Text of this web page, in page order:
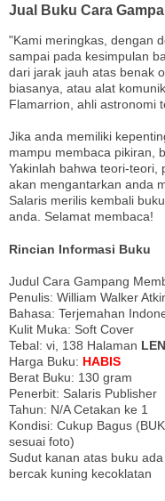
Jual Buku Cara
"Kami meringkas, dengan
sampai pada kesimpulan
dari jarak jauh atas benak
biasanya, atau alat
Flamarrion, ahli astronomi
Jika anda memiliki
mampu membaca pikiran,
Yakinlah bahwa teori-teori,
akan mengantarkan anda
Salaris merilis kembali
anda. Selamat membaca!
Rincian Informasi Buku
Judul Cara Gampang
Penulis: William Walker
Bahasa: Terjemahan
Kulit Muka: Soft Cover
Tebal: vi, 138 Halaman
Harga Buku: HABIS
Berat Buku: 130 gram
Penerbit: Salaris Publisher
Tahun: N/A Cetakan ke 1
Kondisi: Cukup Bagus
sesuai foto)
Sudut kanan atas buku
bercak kuning kecoklatan